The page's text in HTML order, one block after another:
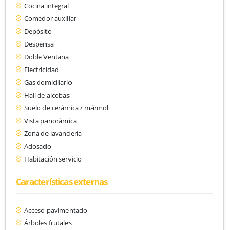
Cocina integral
Comedor auxiliar
Depósito
Despensa
Doble Ventana
Electricidad
Gas domiciliario
Hall de alcobas
Suelo de cerámica / mármol
Vista panorámica
Zona de lavandería
Adosado
Habitación servicio
Características externas
Acceso pavimentado
Árboles frutales